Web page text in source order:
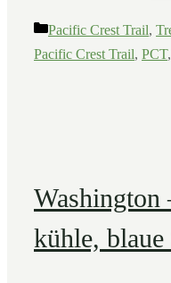
Kategorien
Pacific Crest Trail,
Pacific Crest Trail, PCT,
Washington
kühle, blaue